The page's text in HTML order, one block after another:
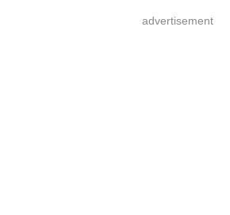
advertisement